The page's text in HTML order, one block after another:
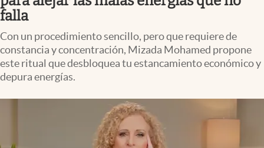
Tv
Clima
Espiritualidad
Mediakit
abre en nueva pestaña
falla
Con un procedimiento sencillo, pero que requiere de
constancia y concentración, Mizada Mohamed propone
este ritual que desbloquea tu estancamiento económico y
depura energías.